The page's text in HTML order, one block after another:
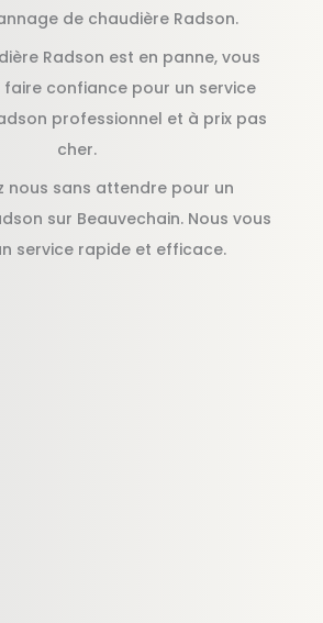
de chaudière Radson.
Radson est en panne, vous
faire confiance pour un service
professionnel et à prix pas
cher.
nous sans attendre pour un
sur Beauvechain. Nous vous
service rapide et efficace.